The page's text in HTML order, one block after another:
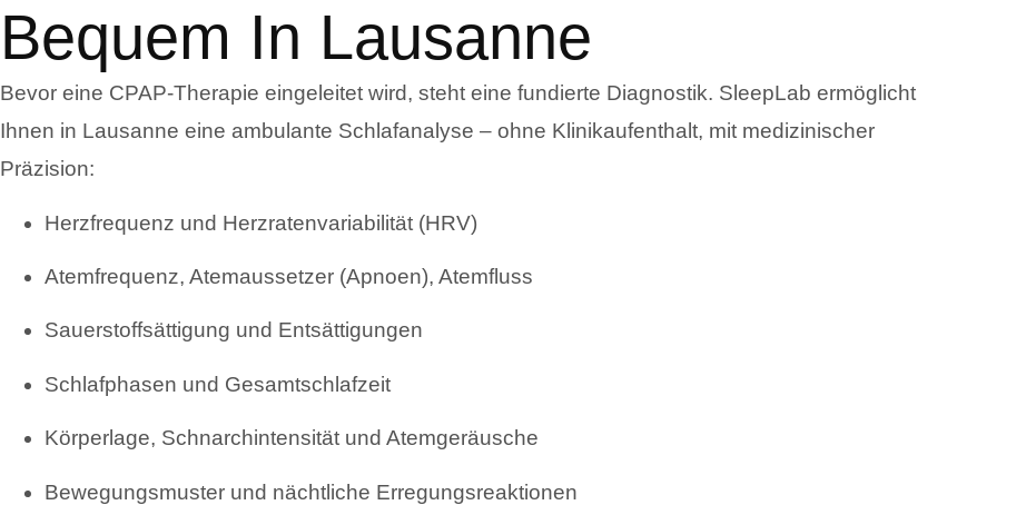
Bequem In Lausanne
Bevor eine CPAP-Therapie eingeleitet wird, steht eine fundierte Diagnostik. SleepLab ermöglicht
Ihnen in Lausanne eine ambulante Schlafanalyse – ohne Klinikaufenthalt, mit medizinischer
Präzision:
Herzfrequenz und Herzratenvariabilität (HRV)
Atemfrequenz, Atemaussetzer (Apnoen), Atemfluss
Sauerstoffsättigung und Entsättigungen
Schlafphasen und Gesamtschlafzeit
Körperlage, Schnarchintensität und Atemgeräusche
Bewegungsmuster und nächtliche Erregungsreaktionen